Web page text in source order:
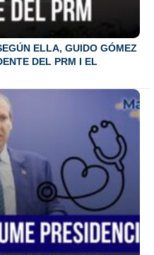
ELLA, GUIDO GÓMEZ
DEL PRM I EL